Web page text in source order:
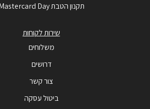
תקנון הטבת Mastercard Day
שירות לקוחות
משלוחים
דרושים
צור קשר
ביטול עסקה